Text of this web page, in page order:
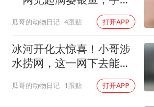
夯实基础开新局
瓜哥的动物日记 4跟贴 打开APP
冰河开化太惊喜！小哥涉
水捞网，这一网下去能满
瓜哥的动物日记 1跟贴 打开APP